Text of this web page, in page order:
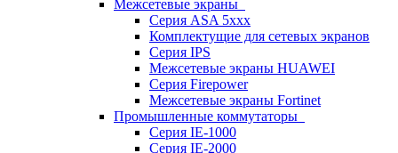
Межсетевые экраны
Серия ASA 5xxx
Комплектущие для сетевых экранов
Серия IPS
Межсетевые экраны HUAWEI
Серия Firepower
Межсетевые экраны Fortinet
Промышленные коммутаторы
Серия IE-1000
Серия IE-2000